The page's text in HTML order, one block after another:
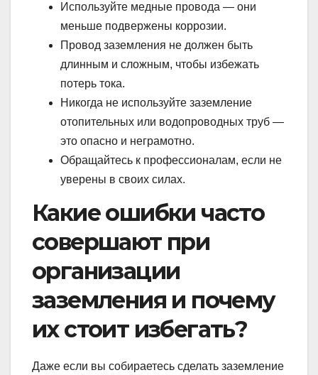
Используйте медные провода — они
меньше подвержены коррозии.
Провод заземления не должен быть
длинным и сложным, чтобы избежать
потерь тока.
Никогда не используйте заземление
отопительных или водопроводных труб —
это опасно и неграмотно.
Обращайтесь к профессионалам, если не
уверены в своих силах.
Какие ошибки часто
совершают при
организации
заземления и почему
их стоит избегать?
Даже если вы собираетесь сделать заземление